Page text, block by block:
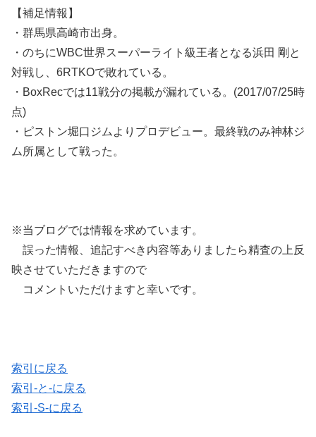
【補足情報】
・群馬県高崎市出身。
・のちにWBC世界スーパーライト級王者となる浜田 剛と
対戦し、6RTKOで敗れている。
・BoxRecでは11戦分の掲載が漏れている。(2017/07/25時
点)
・ピストン堀口ジムよりプロデビュー。最終戦のみ神林ジ
ム所属として戦った。
※当ブログでは情報を求めています。
誤った情報、追記すべき内容等ありましたら精査の上反
映させていただきますので
コメントいただけますと幸いです。
索引に戻る
索引-と-に戻る
索引-S-に戻る